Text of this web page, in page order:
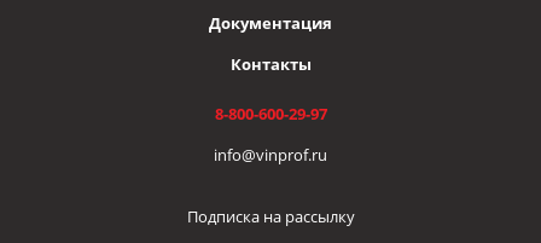
Документация
Контакты
8-800-600-29-97
info@vinprof.ru
Подписка на рассылку